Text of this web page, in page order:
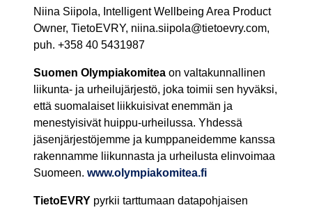
Niina Siipola, Intelligent Wellbeing Area Product
Owner, TietoEVRY, niina.siipola@tietoevry.com,
puh. +358 40 5431987
Suomen Olympiakomitea on valtakunnallinen
liikunta- ja urheilujärjestö, joka toimii sen hyväksi,
että suomalaiset liikkuisivat enemmän ja
menestyisivät huippu-urheilussa. Yhdessä
jäsenjärjestöjemme ja kumppaneidemme kanssa
rakennamme liikunnasta ja urheilusta elinvoimaa
Suomeen. www.olympiakomitea.fi
TietoEVRY pyrkii tarttumaan datapohjaisen